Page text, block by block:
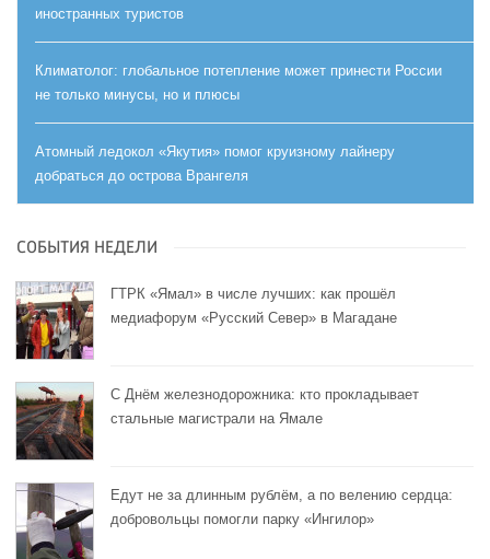
иностранных туристов
Климатолог: глобальное потепление может принести России
не только минусы, но и плюсы
Атомный ледокол «Якутия» помог круизному лайнеру
добраться до острова Врангеля
СОБЫТИЯ НЕДЕЛИ
ГТРК «Ямал» в числе лучших: как прошёл
медиафорум «Русский Север» в Магадане
С Днём железнодорожника: кто прокладывает
стальные магистрали на Ямале
Едут не за длинным рублём, а по велению сердца:
добровольцы помогли парку «Ингилор»